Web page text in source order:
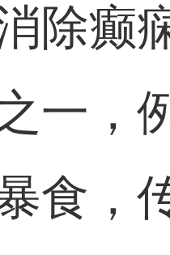
除癫
一，
食，